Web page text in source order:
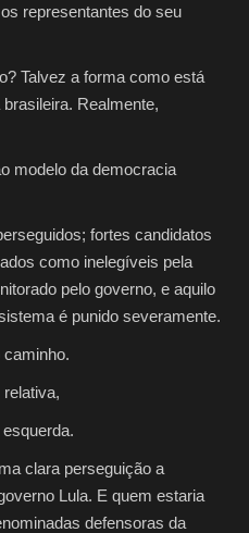
representantes do seu
Talvez a forma como está
Realmente,
modelo da democracia
fortes candidatos
como inelegíveis pela
pelo governo, e aquilo
é punido severamente.
clara perseguição a
Lula. E quem estaria
defensoras da